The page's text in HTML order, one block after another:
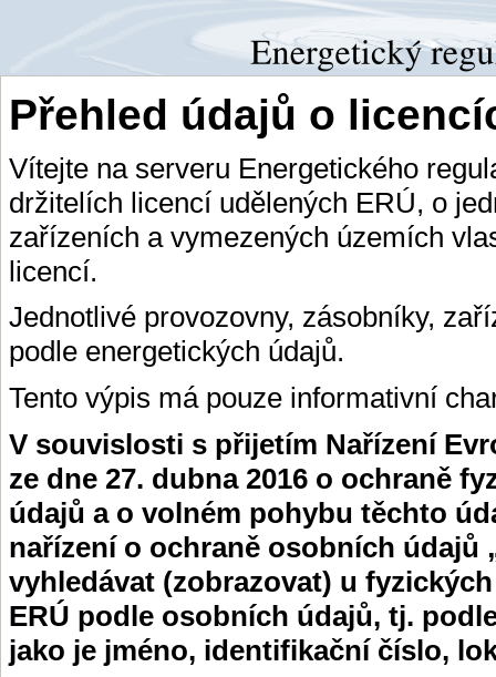
Přehled údajů o
Vítejte na serveru Energetického
držitelích licencí udělených ERÚ, o
zařízeních a vymezených územích
licencí.
Jednotlivé provozovny, zásobníky,
podle energetických údajů.
Tento výpis má pouze informativní
V souvislosti s přijetím Nařízení
ze dne 27. dubna 2016 o ochraně
údajů a o volném pohybu těchto
nařízení o ochraně osobních údajů
vyhledávat (zobrazovat) u
ERÚ podle osobních údajů, tj.
jako je jméno, identifikační číslo,